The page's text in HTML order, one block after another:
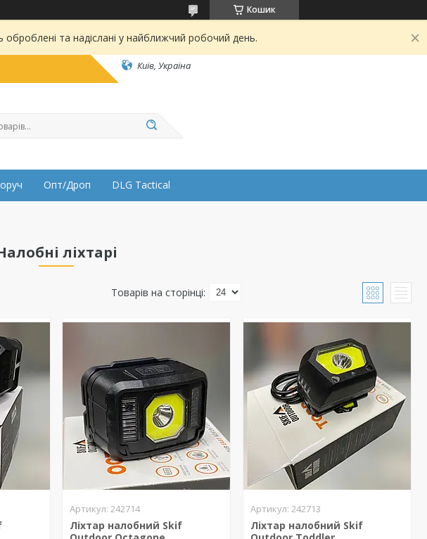
Кошик
та надіслані у найближчий робочий день.
Київ, Україна
Опт/Дроп DLG Tactical
ліхтарі
242714
Ліхтар налобний Skif
242713
Ліхтар налобний Skif